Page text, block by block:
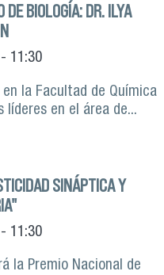
BIOLOGÍA: DR. ILYA
11:30
la Facultad de Química
en el área de...
SINÁPTICA Y
11:30
la Premio Nacional de